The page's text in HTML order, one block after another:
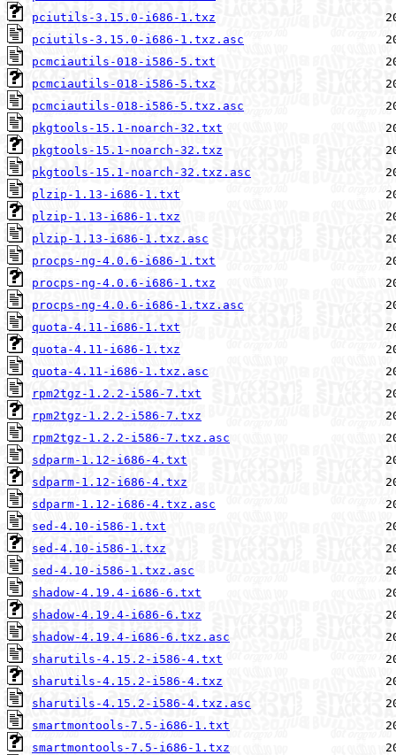
pciutils-3.15.0-i686-1.txz
pciutils-3.15.0-i686-1.txz.asc
pcmciautils-018-i586-5.txt
pcmciautils-018-i586-5.txz
pcmciautils-018-i586-5.txz.asc
pkgtools-15.1-noarch-32.txt
pkgtools-15.1-noarch-32.txz
pkgtools-15.1-noarch-32.txz.asc
plzip-1.13-i686-1.txt
plzip-1.13-i686-1.txz
plzip-1.13-i686-1.txz.asc
procps-ng-4.0.6-i686-1.txt
procps-ng-4.0.6-i686-1.txz
procps-ng-4.0.6-i686-1.txz.asc
quota-4.11-i686-1.txt
quota-4.11-i686-1.txz
quota-4.11-i686-1.txz.asc
rpm2tgz-1.2.2-i586-7.txt
rpm2tgz-1.2.2-i586-7.txz
rpm2tgz-1.2.2-i586-7.txz.asc
sdparm-1.12-i686-4.txt
sdparm-1.12-i686-4.txz
sdparm-1.12-i686-4.txz.asc
sed-4.10-i586-1.txt
sed-4.10-i586-1.txz
sed-4.10-i586-1.txz.asc
shadow-4.19.4-i686-6.txt
shadow-4.19.4-i686-6.txz
shadow-4.19.4-i686-6.txz.asc
sharutils-4.15.2-i586-4.txt
sharutils-4.15.2-i586-4.txz
sharutils-4.15.2-i586-4.txz.asc
smartmontools-7.5-i686-1.txt
smartmontools-7.5-i686-1.txz